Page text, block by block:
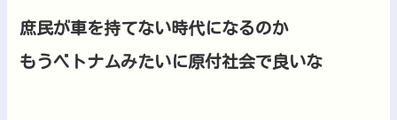
庶民が車を持てない時代になるのか
もうベトナムみたいに原付社会で良いな